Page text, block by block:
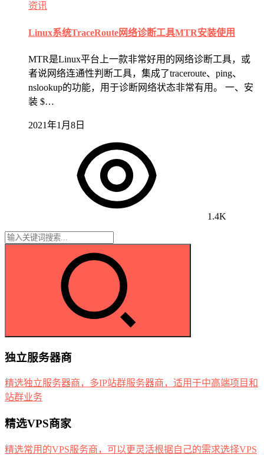
资讯
Linux系统TraceRoute网络诊断工具MTR安装使用
MTR是Linux平台上一款非常好用的网络诊断工具，或
者说网络连通性判断工具，集成了traceroute、ping、
nslookup的功能，用于诊断网络状态非常有用。 一、安
装 $…
2021年1月8日
1.4K
独立服务器商
精选独立服务器商，多IP站群服务器商，适用于中高端项目和
站群业务
精选VPS商家
精选常用的VPS服务商，可以更灵活根据自己的需求选择VPS